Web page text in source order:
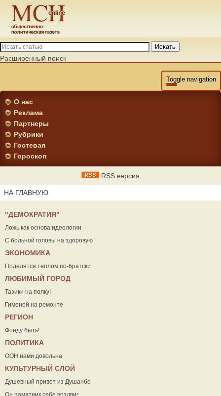
Искать
Расширенный поиск
Toggle navigation
О нас
Реклама
Партнеры
Рубрики
Гостевая
Гороскоп
RSS версия
НА ГЛАВНУЮ
"ДЕМОКРАТИЯ"
Ложь как основа идеологии
С больной головы на здоровую
ЭКОНОМИКА
Поделятся теплом по-братски
ЛЮБИМЫЙ ГОРОД
Тазики на полку!
Гименей на ремонте
РЕГИОН
Фонду быть!
ПОЛИТИКА
ООН нами довольна
КУЛЬТУРНЫЙ СЛОЙ
Душевный привет из Душанбе
Он памятник себе воздвиг